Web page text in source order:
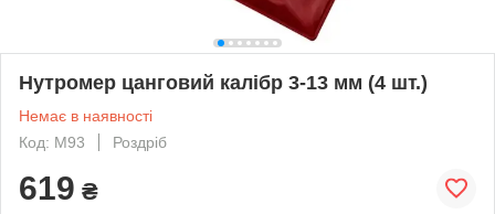
Нутромер цанговий калібр 3-13 мм (4 шт.)
Немає в наявності
Код: M93
Роздріб
619 ₴